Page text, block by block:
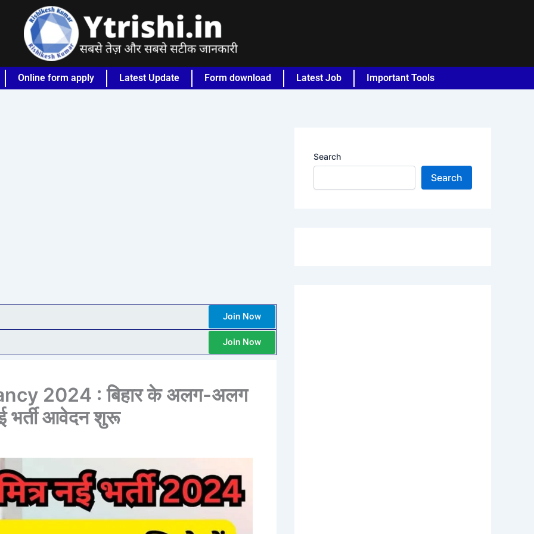
Online form apply Latest Update Form download Latest Job Important Tools
Join Now
Join Now
2024 : बिहार के अलग-अलग
भर्ती आवेदन शुरू
Search
Search